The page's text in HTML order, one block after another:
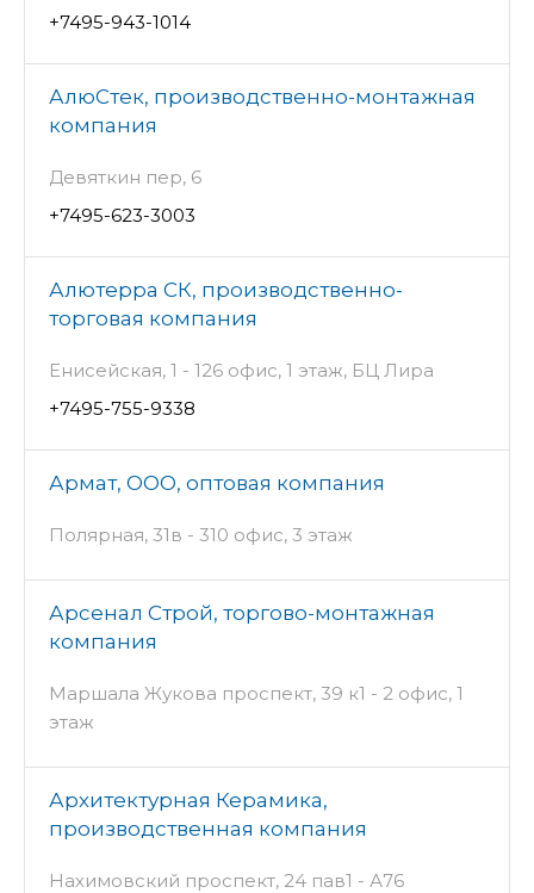
+7495-943-1014
АлюСтек, производственно-монтажная
компания
Девяткин пер, 6
+7495-623-3003
Алютерра СК, производственно-
торговая компания
Енисейская, 1 - 126 офис, 1 этаж, БЦ Лира
+7495-755-9338
Армат, ООО, оптовая компания
Полярная, 31в - 310 офис, 3 этаж
Арсенал Строй, торгово-монтажная
компания
Маршала Жукова проспект, 39 к1 - 2 офис, 1
этаж
Архитектурная Керамика,
производственная компания
Нахимовский проспект, 24 пав1 - А76